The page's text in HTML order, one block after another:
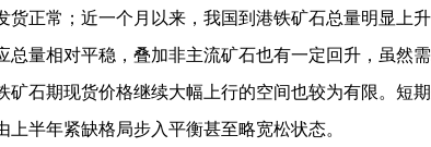
货正常；近一个月以来，我国到港铁矿石总量明显上
总量相对平稳，叠加非主流矿石也有一定回升，虽然
矿石期现货价格继续大幅上行的空间也较为有限。短
上半年紧缺格局步入平衡甚至略宽松状态。